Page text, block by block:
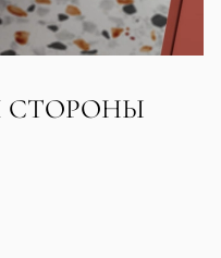
СТОРОНЫ